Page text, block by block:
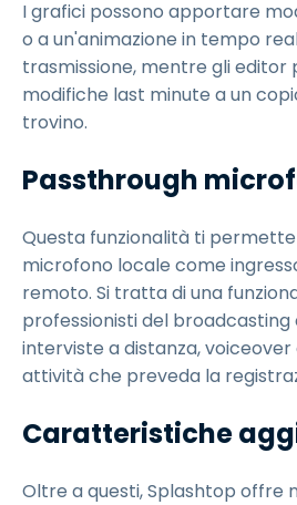
I grafici possono apportare
o a un'animazione in tempo
trasmissione, mentre gli
modifiche last minute a un
trovino.
Passthrough
Questa funzionalità ti permette
microfono locale come
remoto. Si tratta di una
professionisti del broadcasting
interviste a distanza, voiceover
attività che preveda la
Caratteristiche
Oltre a questi, Splashtop offre